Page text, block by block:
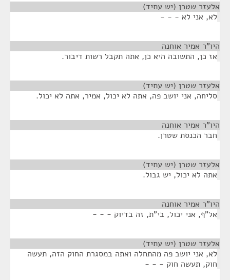
אלעזר שטרן (יש עתיד)
לא, אני לא - - -
היו"ר אמיר אוחנה
אז כן, התשובה היא כן, אתה תקבל רשות דיבור.
אלעזר שטרן (יש עתיד)
סליחה, אני יושב פה, אתה לא יכול, אמיר, אתה לא יכול.
היו"ר אמיר אוחנה
חבר הכנסת שטרן.
אלעזר שטרן (יש עתיד)
אתה לא יכול, יש גבול.
היו"ר אמיר אוחנה
אל"ף, אני יכול, בי"ת, זה בדיוק - - -
אלעזר שטרן (יש עתיד)
לא, אני יושב פה מהתחלה ואתה במסגרת החוק הזה, תעשה
חוק, תעשה חוק - - -